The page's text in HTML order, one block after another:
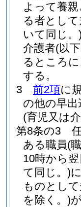
よって養
る者とし
いて同じ。
介護者(以
るところ
する。
3
前2項に
の他の早
(育児又は
第8条の3
ある職員(
10時から
て同じ。)
ものとし
を除く。)